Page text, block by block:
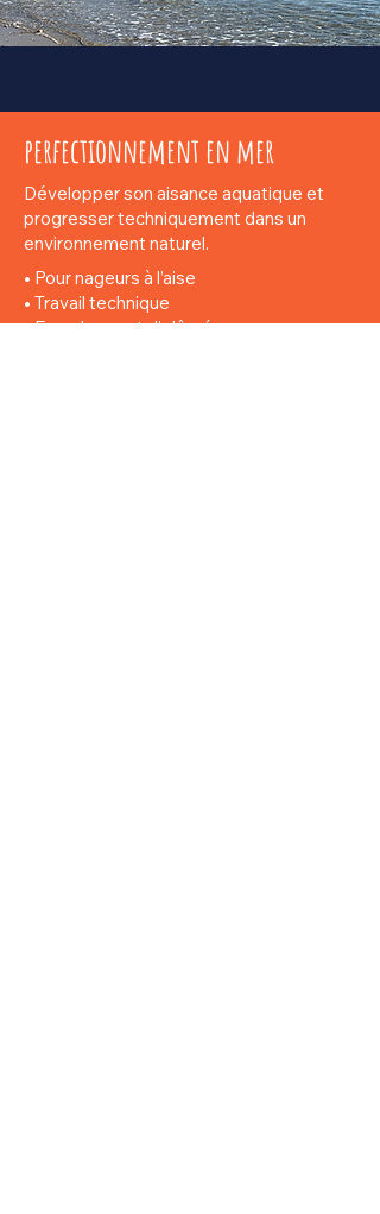
perfectionnement en mer
Développer son aisance aquatique et
progresser techniquement dans un
environnement naturel.
• Pour nageurs à l’aise
• Travail technique
• Encadrement diplômé